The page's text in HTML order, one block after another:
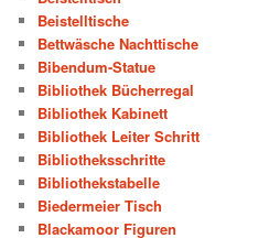
Beistelltische
Bettwäsche Nachttische
Bibendum-Statue
Bibliothek Bücherregal
Bibliothek Kabinett
Bibliothek Leiter Schritt
Bibliotheksschritte
Bibliothekstabelle
Biedermeier Tisch
Blackamoor Figuren